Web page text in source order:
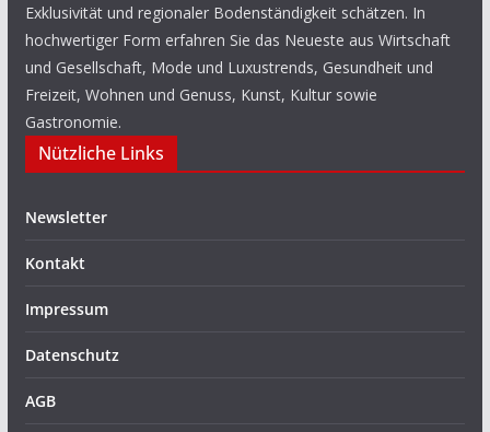
Exklusivität und regionaler Bodenständigkeit schätzen. In
hochwertiger Form erfahren Sie das Neueste aus Wirtschaft
und Gesellschaft, Mode und Luxustrends, Gesundheit und
Freizeit, Wohnen und Genuss, Kunst, Kultur sowie
Gastronomie.
Nützliche Links
Newsletter
Kontakt
Impressum
Datenschutz
AGB